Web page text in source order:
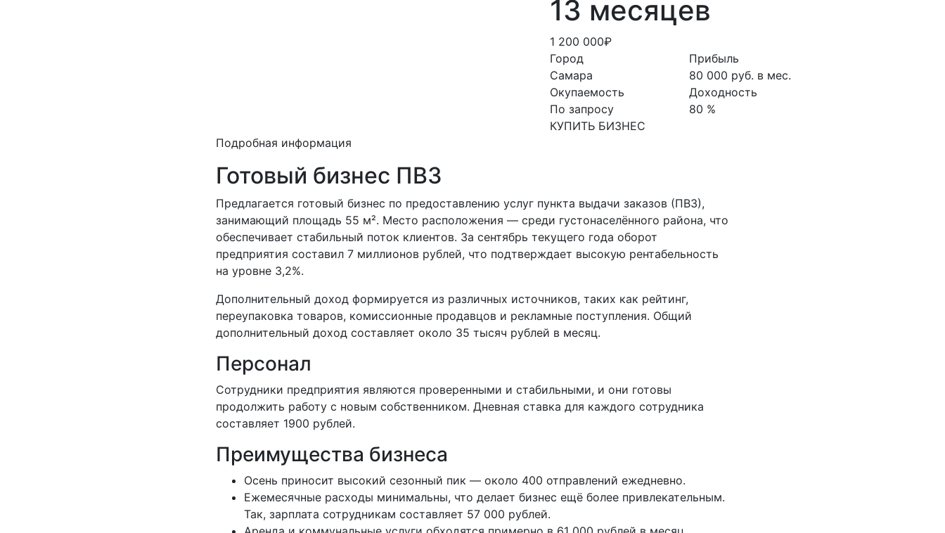
13 месяцев
1 200 000₽
Город
Самара
Окупаемость
По запросу
КУПИТЬ БИЗНЕС
Прибыль
80 000 руб. в мес.
Доходность
80 %
Подробная информация
Готовый бизнес ПВЗ
Предлагается готовый бизнес по предоставлению услуг пункта выдачи заказов (ПВЗ),
занимающий площадь 55 м². Место расположения — среди густонаселённого района, что
обеспечивает стабильный поток клиентов. За сентябрь текущего года оборот
предприятия составил 7 миллионов рублей, что подтверждает высокую рентабельность
на уровне 3,2%.
Дополнительный доход формируется из различных источников, таких как рейтинг,
переупаковка товаров, комиссионные продавцов и рекламные поступления. Общий
дополнительный доход составляет около 35 тысяч рублей в месяц.
Персонал
Сотрудники предприятия являются проверенными и стабильными, и они готовы
продолжить работу с новым собственником. Дневная ставка для каждого сотрудника
составляет 1900 рублей.
Преимущества бизнеса
Осень приносит высокий сезонный пик — около 400 отправлений ежедневно.
Ежемесячные расходы минимальны, что делает бизнес ещё более привлекательным.
Так, зарплата сотрудникам составляет 57 000 рублей.